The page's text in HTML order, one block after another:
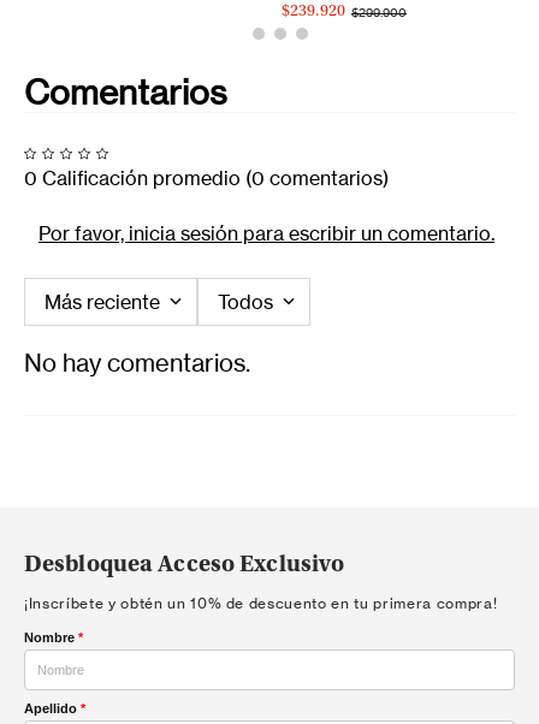
$239.920 $299.900
Comentarios
0 Calificación promedio (0 comentarios)
Por favor, inicia sesión para escribir un comentario.
Más reciente Todos
No hay comentarios.
Desbloquea Acceso Exclusivo
¡Inscríbete y obtén un 10% de descuento en tu primera compra!
Nombre *
Apellido *